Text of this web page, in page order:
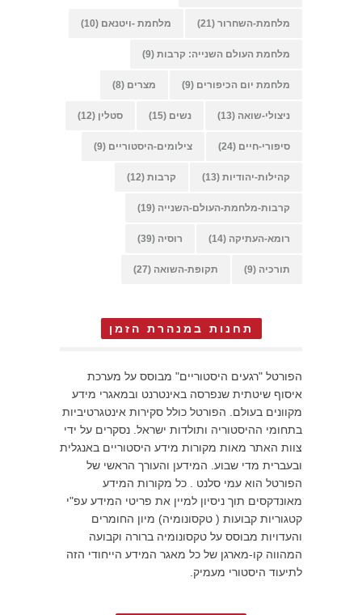
מלחמת-השחרור (21) מלחמת -ויטנאם (10)
מלחמת העולם השנייה: קרבות (9)
מלחמת יום הכיפורים (9) מצרים (8)
ניצולי-שואה (13) נשים (15) סטלין (12)
סיפורי-חיים (24) צילומים-היסטוריים (9)
קהילות-יהודיות (13) קרבות (12)
קרבות-מלחמת-העולם-השנייה (19)
רומא-העתיקה (14) רוסיה (39)
תורכיה (9) תקופת-השואה (27)
תחנות במנהרת הזמן
הפורטל "רגעים היסטוריים" מבוסס על מערכת
איסוף שיטתית שנפרסה באינטרנט ובמאגרי מידע
מקוונים בעולם. הפורטל כולל סקירות אינטגרטיביות
בתחומי ההיסטוריה ותולדות ישראל. נסקרים על ידי
צוות האתר מאות מקורות מידע היסטוריים באנגלית
ובעברית מדי שבוע. המידען והעורך הראשי של
הפורטל הוא עמי סלנט . כל מקורות המידע
מאונדקסים תוך ניסיון למיין את פריטי המידע עפ"י
קטגוריות קבועות ( טקסונומיה) מיון החומרים
והעדויות מבוסס על טקסונומיה ברורה וקבועה
המהווה קו-מארגן של כל מאגר המידע הייחודי הזה
לתיעוד היסטורי מעמיק.